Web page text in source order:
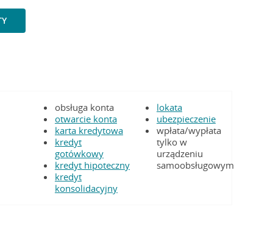
obsługa konta
otwarcie konta
karta kredytowa
kredyt
gotówkowy
kredyt hipoteczny
kredyt
konsolidacyjny
lokata
ubezpieczenie
wpłata/wypłata
tylko w
urządzeniu
samoobsługowym